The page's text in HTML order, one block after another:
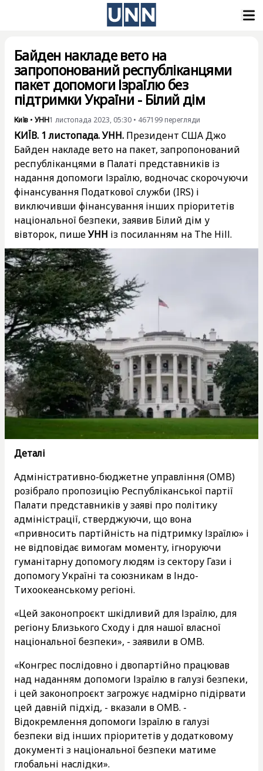
Байден накладе вето на
запропонований республіканцями
пакет допомоги Ізраїлю без
підтримки України - Білий дім
Київ • УНН1 листопада 2023, 05:30 • 467199 перегляди
КИЇВ. 1 листопада. УНН. Президент США Джо
Байден накладе вето на пакет, запропонований
республіканцями в Палаті представників із
надання допомоги Ізраїлю, водночас скорочуючи
фінансування Податкової служби (IRS) і
виключивши фінансування інших пріоритетів
національної безпеки, заявив Білий дім у
вівторок, пишеУНН із посиланням на The Hill.
Деталі
Адміністративно-бюджетне управління (OMB)
розібрало пропозицію Республіканської партії
Палати представників у заяві про політику
адміністрації, стверджуючи, що вона
«привносить партійність на підтримку Ізраїлю» і
не відповідає вимогам моменту, ігноруючи
гуманітарну допомогу людям із сектору Гази і
допомогу Україні та союзникам в Індо-
Тихоокеанському регіоні.
«Цей законопроєкт шкідливий для Ізраїлю, для
регіону Близького Сходу і для нашої власної
національної безпеки», - заявили в OMB.
«Конгрес послідовно і двопартійно працював
над наданням допомоги Ізраїлю в галузі безпеки,
і цей законопроєкт загрожує надмірно підірвати
цей давній підхід, - вказали в OMB. -
Відокремлення допомоги Ізраїлю в галузі
безпеки від інших пріоритетів у додатковому
документі з національної безпеки матиме
глобальні наслідки».